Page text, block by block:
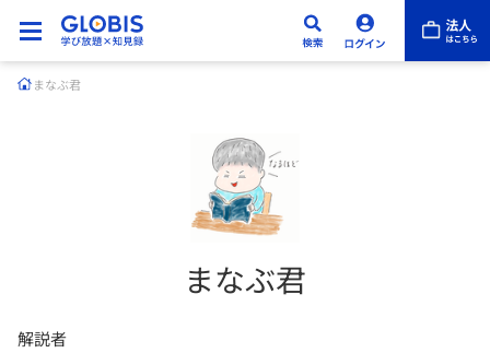
まなぶ君
まなぶ君
解説者